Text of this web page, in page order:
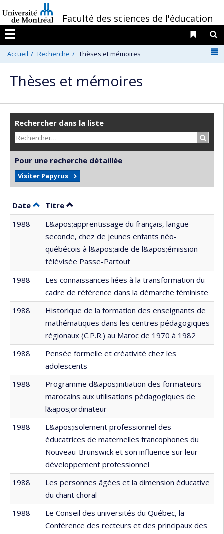
au
contenu
/Faculté des sciences de l'éducation
Menu
Liens
Accueil Recherche Thèses et mémoires
Thèses et mémoires
Rechercher dans la liste
Pour une recherche détaillée
Visiter Papyrus
Date Trier par date en ordre décroissant
Titre Trier par titre en ordre décroissant
1988
L&apos;apprentissage du français, langue
seconde, chez de jeunes enfants néo-
québécois à l&apos;aide de l&apos;émission
télévisée Passe-Partout
1988
Les connaissances liées à la transformation du
cadre de référence dans la démarche féministe
1988
Historique de la formation des enseignants de
mathématiques dans les centres pédagogiques
régionaux (C.P.R.) au Maroc de 1970 à 1982
1988
Pensée formelle et créativité chez les
adolescents
1988
Programme d&apos;initiation des formateurs
marocains aux utilisations pédagogiques de
l&apos;ordinateur
1988
L&apos;isolement professionnel des
éducatrices de maternelles francophones du
Nouveau-Brunswick et son influence sur leur
développement professionnel
1988
Les personnes âgées et la dimension éducative
du chant choral
1988
Le Conseil des universités du Québec, la
Conférence des recteurs et des principaux des